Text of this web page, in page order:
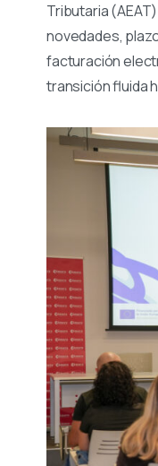
Tributaria
novedades,
facturación
transición fluida